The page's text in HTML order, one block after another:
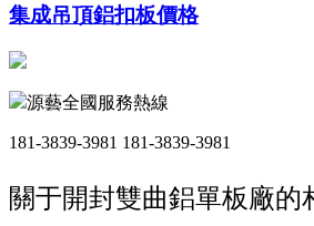
集成吊頂鋁扣板價格
源藝全國服務熱線
181-3839-3981 181-3839-3981
關于開封雙曲鋁單板廠的